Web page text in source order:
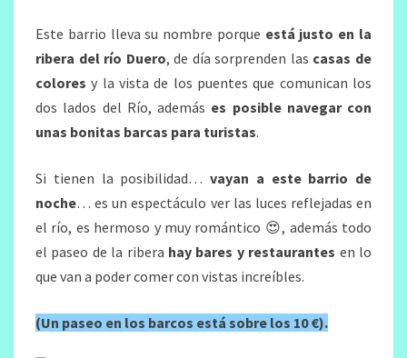
Este barrio lleva su nombre porque está justo en la
ribera del río Duero, de día sorprenden las casas de
colores y la vista de los puentes que comunican los
dos lados del Río, además es posible navegar con
unas bonitas barcas para turistas.
Si tienen la posibilidad… vayan a este barrio de
noche… es un espectáculo ver las luces reflejadas en
el río, es hermoso y muy romántico 😍, además todo
el paseo de la ribera hay bares y restaurantes en lo
que van a poder comer con vistas increíbles.
(Un paseo en los barcos está sobre los 10 €).